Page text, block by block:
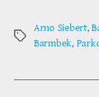
Schlagwörter
Arno Siebert,
Barmbek,